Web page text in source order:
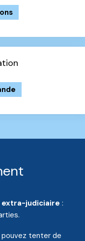
extra-judiciaire :
pouvez tenter de